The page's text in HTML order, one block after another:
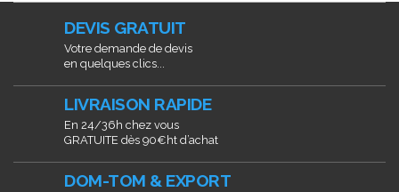
DEVIS GRATUIT
Votre demande de devis
en quelques clics...
LIVRAISON RAPIDE
En 24/36h chez vous
GRATUITE dès 90€ht d’achat
DOM-TOM & EXPORT